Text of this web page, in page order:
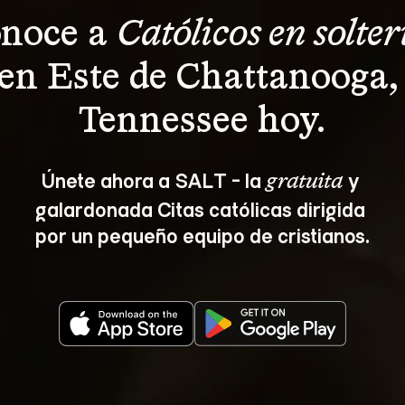
a Católicos en
Este de
Tennessee hoy.
Únete ahora a SALT - la gratuita y
galardonada Citas católicas dirigida
por un pequeño equipo de cristianos.